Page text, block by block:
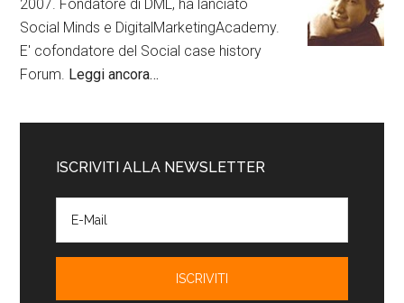
2007. Fondatore di DML, ha lanciato
Social Minds e DigitalMarketingAcademy.
E' cofondatore del Social case history
Forum. Leggi ancora…
ISCRIVITI ALLA NEWSLETTER